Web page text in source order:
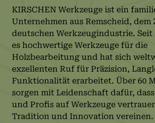
KIRSCHEN Werkzeuge ist ein
Unternehmen aus Remscheid, dem
deutschen Werkzeugindustrie. Seit
es hochwertige Werkzeuge für die
Holzbearbeitung und hat sich
exzellenten Ruf für Präzision,
Funktionalität erarbeitet. Über 60
sorgen mit Leidenschaft dafür,
und Profis auf Werkzeuge
Tradition und Innovation vereinen.